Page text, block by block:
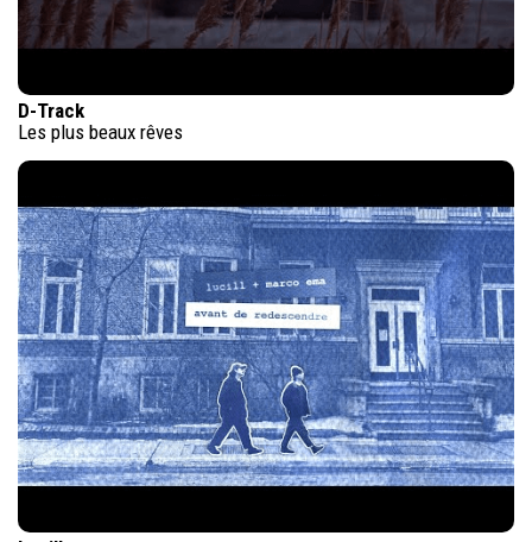
D-Track
Les plus beaux rêves